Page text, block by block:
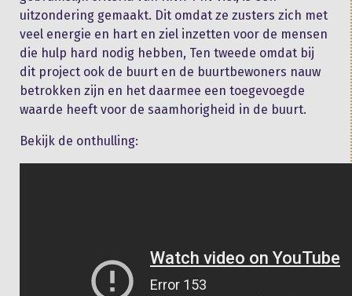
uitzondering gemaakt. Dit omdat ze zusters zich met
veel energie en hart en ziel inzetten voor de mensen
die hulp hard nodig hebben, Ten tweede omdat bij
dit project ook de buurt en de buurtbewoners nauw
betrokken zijn en het daarmee een toegevoegde
waarde heeft voor de saamhorigheid in de buurt.
Bekijk de onthulling: